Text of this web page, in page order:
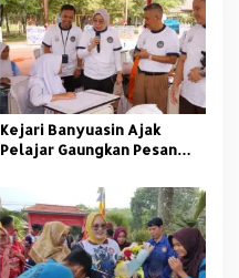
Kejari Banyuasin Ajak
Pelajar Gaungkan Pesan